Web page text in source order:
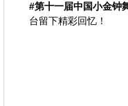
#第十一届中国小金钟
台留下精彩回忆！